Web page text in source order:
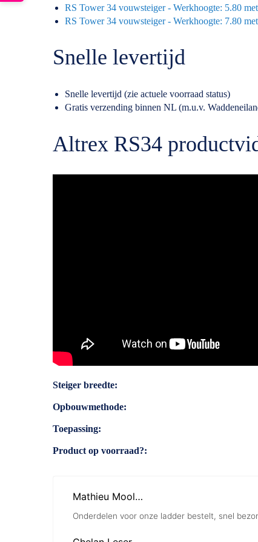
RS Tower 34 vouwsteiger - Werkhoogte: 5.80
RS Tower 34 vouwsteiger - Werkhoogte: 7.80
Snelle levertijd
Snelle levertijd (zie actuele voorraad status)
Gratis verzending binnen NL (m.u.v.
Altrex RS34
Specificaties
Steiger breedte
Opbouwmethode
Toepassing
Product op voorraad?